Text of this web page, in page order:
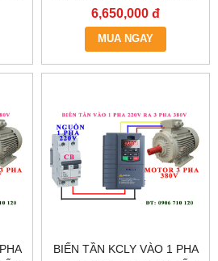
TẦN KCLY KOC600-
7R5GT3-B
6,650,000 đ
MUA NGAY
BIẾN TẦN KCLY VÀO 1 PHA